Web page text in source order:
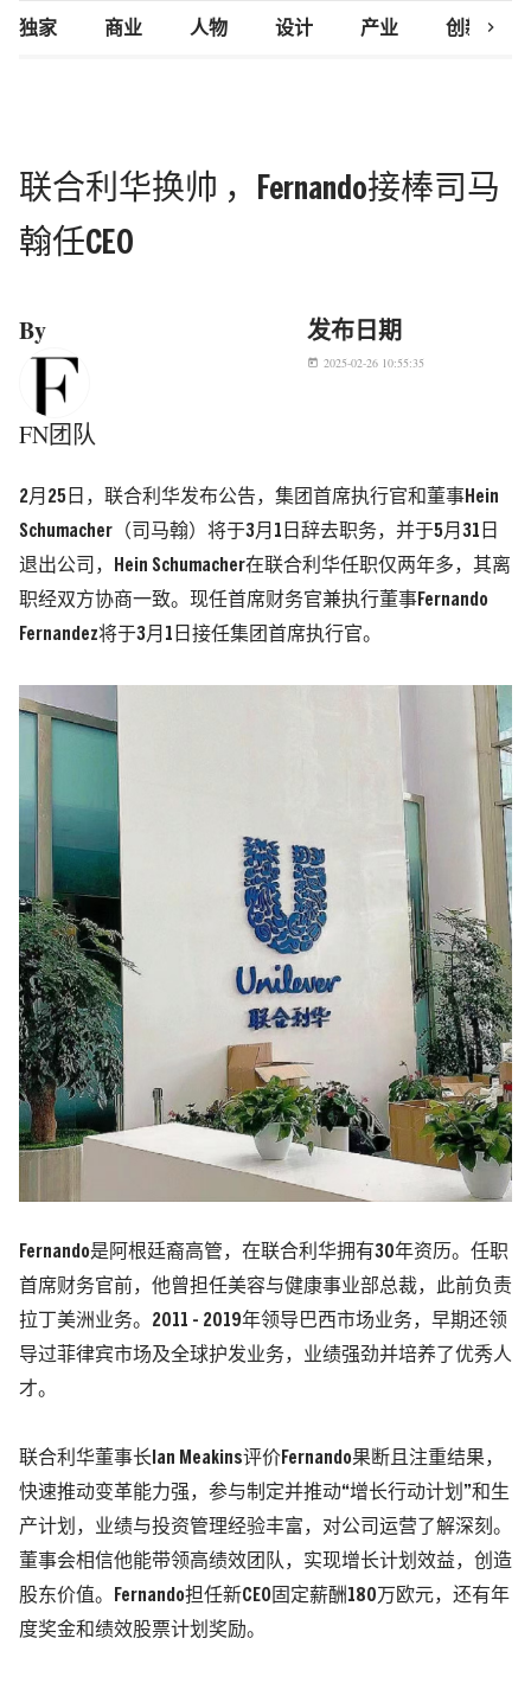
独家 商业 人物 设计 产业 创新研究
chevron_right
联合利华换帅 ，Fernando接棒司马
翰任CEO
By
FN团队
发布日期
today 2025-02-26 10:55:35
2月25日，联合利华发布公告，集团首席执行官和董事Hein
Schumacher（司马翰）将于3月1日辞去职务，并于5月31日
退出公司，Hein Schumacher在联合利华任职仅两年多，其离
职经双方协商一致。现任首席财务官兼执行董事Fernando
Fernandez将于3月1日接任集团首席执行官。
Fernando是阿根廷裔高管，在联合利华拥有30年资历。任职
首席财务官前，他曾担任美容与健康事业部总裁，此前负责
拉丁美洲业务。2011 - 2019年领导巴西市场业务，早期还领
导过菲律宾市场及全球护发业务，业绩强劲并培养了优秀人
才。
联合利华董事长Ian Meakins评价Fernando果断且注重结果，
快速推动变革能力强，参与制定并推动“增长行动计划”和生
产计划，业绩与投资管理经验丰富，对公司运营了解深刻。
董事会相信他能带领高绩效团队，实现增长计划效益，创造
股东价值。Fernando担任新CEO固定薪酬180万欧元，还有年
度奖金和绩效股票计划奖励。